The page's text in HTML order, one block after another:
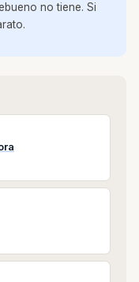
no tiene. Si